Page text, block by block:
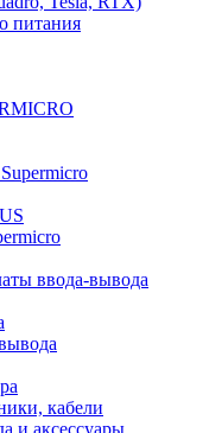
питания
ввода-вывода
кабели
и аксессуары